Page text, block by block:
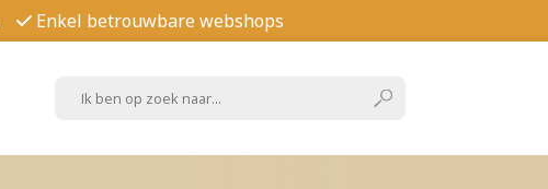
Enkel betrouwbare webshops